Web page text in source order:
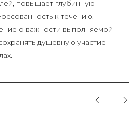
повышает глубинную
к течению.
о важности выполняемой
душевную участие